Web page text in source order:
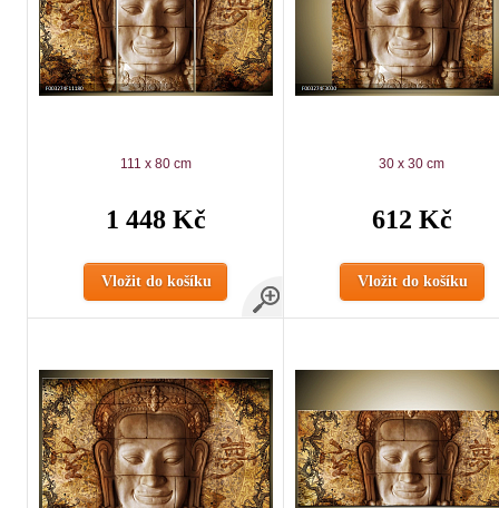
111 x 80 cm
1 448 Kč
Vložit do košíku
30 x 30 cm
612 Kč
Vložit do košíku